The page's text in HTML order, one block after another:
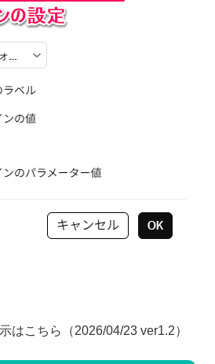
はこちら（2026/04/23 ver1.2）